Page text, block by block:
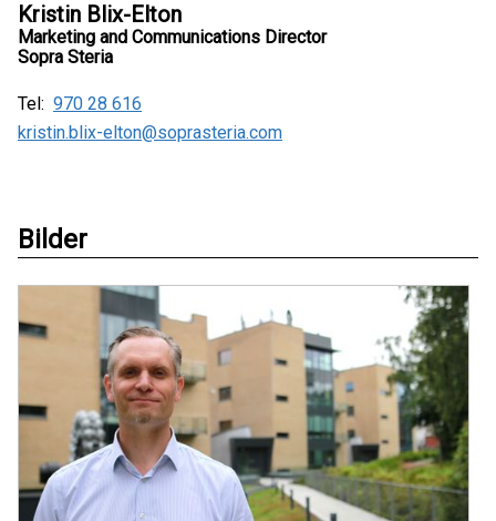
Kristin Blix-Elton
Marketing and Communications Director
Sopra Steria
Tel: 970 28 616
kristin.blix-elton@soprasteria.com
Bilder